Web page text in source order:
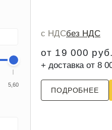
5,60
с НДСбез НДС
от 19 000
+ доставка от 8
ПОДРОБНЕЕ